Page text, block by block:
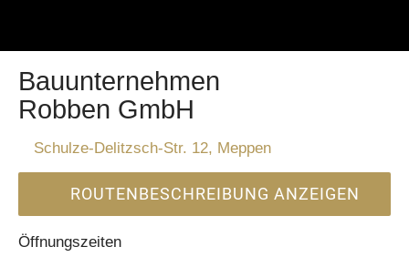
Bauunternehmen
Robben GmbH
Schulze-Delitzsch-Str. 12, Meppen
ROUTENBESCHREIBUNG ANZEIGEN
Öffnungszeiten